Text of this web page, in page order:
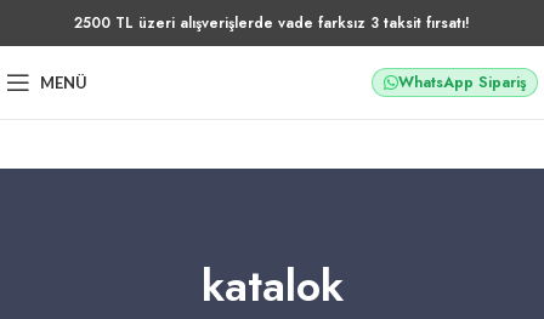
2500 TL üzeri alışverişlerde vade farksız 3 taksit fırsatı!
MENÜ WhatsApp Sipariş
katalok